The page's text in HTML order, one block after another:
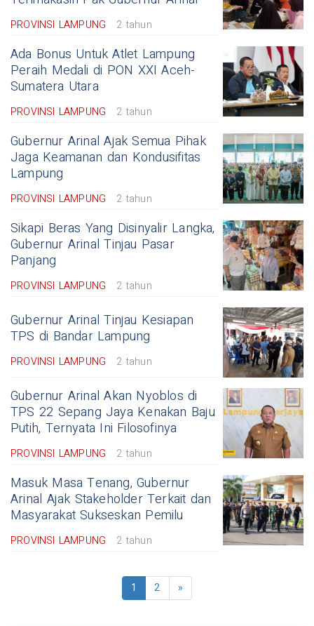
PROVINSI LAMPUNG 2 tahun
Ada Bonus Untuk Atlet Lampung
Peraih Medali di PON XXI Aceh-
Sumatera Utara
PROVINSI LAMPUNG 2 tahun
Gubernur Arinal Ajak Semua Pihak
Jaga Keamanan dan Kondusifitas
Lampung
PROVINSI LAMPUNG 2 tahun
Sikapi Beras Yang Disinyalir Langka,
Gubernur Arinal Tinjau Pasar
Panjang
PROVINSI LAMPUNG 2 tahun
Gubernur Arinal Tinjau Kesiapan
TPS di Bandar Lampung
PROVINSI LAMPUNG 2 tahun
Gubernur Arinal Akan Nyoblos di
TPS 22 Sepang Jaya Kenakan Baju
Putih, Ternyata Ini Filosofinya
PROVINSI LAMPUNG 2 tahun
Masuk Masa Tenang, Gubernur
Arinal Ajak Stakeholder Terkait dan
Masyarakat Sukseskan Pemilu
PROVINSI LAMPUNG 2 tahun
1 2 »